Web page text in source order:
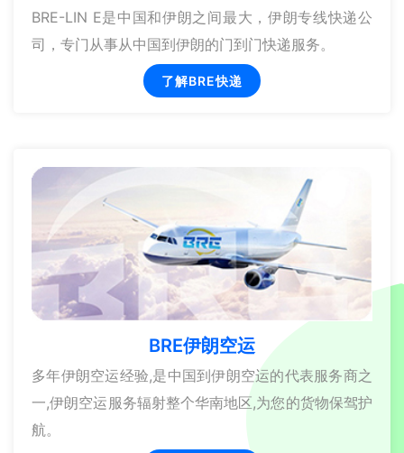
BRE-LIN E是中国和伊朗之间最大，伊朗专线快递公
司，专门从事从中国到伊朗的门到门快递服务。
了解BRE快递
BRE伊朗空运
多年伊朗空运经验,是中国到伊朗空运的代表服务商之
一,伊朗空运服务辐射整个华南地区,为您的货物保驾护
航。